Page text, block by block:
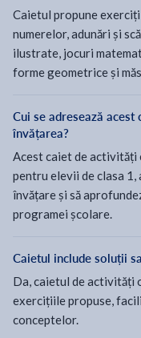
Caietul propune
numerelor, adunări și
ilustrate, jocuri
forme geometrice și
Cui se adresează
învățarea?
Acest caiet de activități
pentru elevii de clasa
învățare și să
programei școlare.
Caietul include soluții
Da, caietul de activități
exercițiile propuse,
conceptelor.